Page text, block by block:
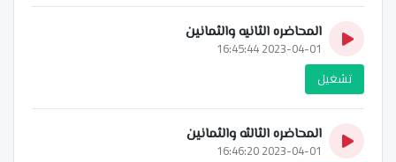
المحاضره الثانيه والثمانين
2023-04-01 16:45:44
تشغيل
المحاضره الثالثه والثمانين
2023-04-01 16:46:20